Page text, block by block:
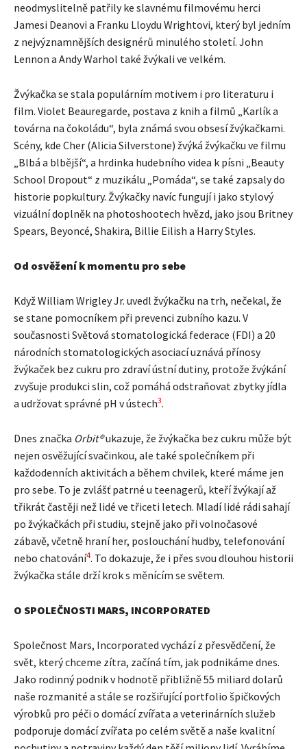
neodmyslitelně patřily ke slavnému filmovému herci
Jamesi Deanovi a Franku Lloydu Wrightovi, který byl jedním
z nejvýznamnějších designérů minulého století. John
Lennon a Andy Warhol také žvýkali ve velkém.
Žvýkačka se stala populárním motivem i pro literaturu i
film. Violet Beauregarde, postava z knih a filmů „Karlík a
továrna na čokoládu“, byla známá svou obsesí žvýkačkami.
Scény, kde Cher (Alicia Silverstone) žvýká žvýkačku ve filmu
„Blbá a blbější“, a hrdinka hudebního videa k písni „Beauty
School Dropout“ z muzikálu „Pomáda“, se také zapsaly do
historie popkultury. Žvýkačky navíc fungují i jako stylový
vizuální doplněk na photoshootech hvězd, jako jsou Britney
Spears, Beyoncé, Shakira, Billie Eilish a Harry Styles.
Od osvěžení k momentu pro sebe
Když William Wrigley Jr. uvedl žvýkačku na trh, nečekal, že
se stane pomocníkem při prevenci zubního kazu. V
současnosti Světová stomatologická federace (FDI) a 20
národních stomatologických asociací uznává přínosy
žvýkaček bez cukru pro zdraví ústní dutiny, protože žvýkání
zvyšuje produkci slin, což pomáhá odstraňovat zbytky jídla
a udržovat správné pH v ústech3.
Dnes značka Orbit®ukazuje, že žvýkačka bez cukru může být
nejen osvěžující svačinkou, ale také společníkem při
každodenních aktivitách a během chvilek, které máme jen
pro sebe. To je zvlášť patrné u teenagerů, kteří žvýkají až
třikrát častěji než lidé ve třiceti letech. Mladí lidé rádi sahají
po žvýkačkách při studiu, stejně jako při volnočasové
zábavě, včetně hraní her, poslouchání hudby, telefonování
nebo chatování4. To dokazuje, že i přes svou dlouhou historii
žvýkačka stále drží krok s měnícím se světem.
O SPOLEČNOSTI MARS, INCORPORATED
Společnost Mars, Incorporated vychází z přesvědčení, že
svět, který chceme zítra, začíná tím, jak podnikáme dnes.
Jako rodinný podnik v hodnotě přibližně 55 miliard dolarů
naše rozmanité a stále se rozšiřující portfolio špičkových
výrobků pro péči o domácí zvířata a veterinárních služeb
podporuje domácí zvířata po celém světě a naše kvalitní